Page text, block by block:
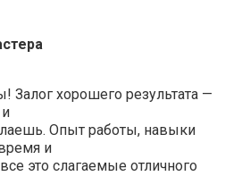
Залог хорошего результата —
Опыт работы, навыки
и
это слагаемые отличного